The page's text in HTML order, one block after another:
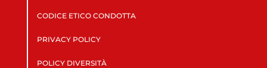
CODICE ETICO CONDOTTA
PRIVACY POLICY
POLICY DIVERSITÀ